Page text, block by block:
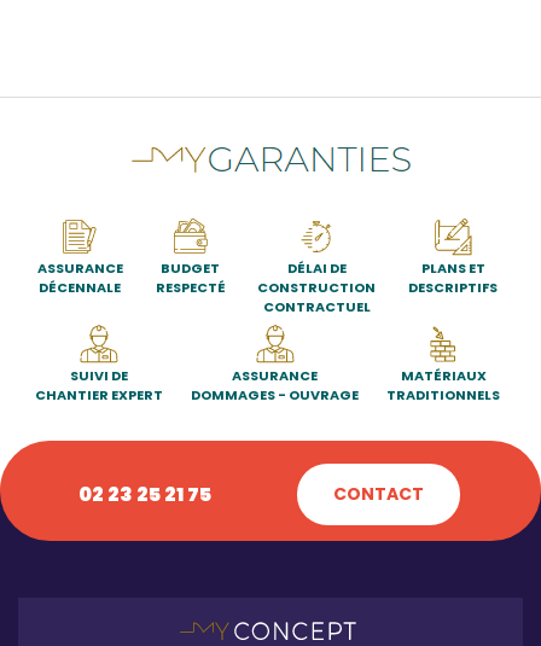
ASSURANCE
DÉCENNALE
BUDGET
RESPECTÉ
DÉLAI DE
CONSTRUCTION
CONTRACTUEL
PLANS ET
DESCRIPTIFS
SUIVI DE
CHANTIER EXPERT
ASSURANCE
DOMMAGES - OUVRAGE
MATÉRIAUX
TRADITIONNELS
02 23 25 21 75 CONTACT